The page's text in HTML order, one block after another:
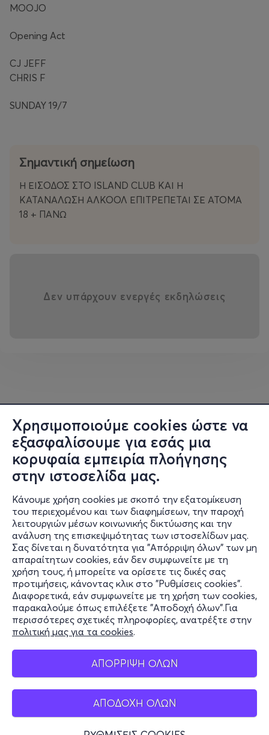
Χρησιμοποιούμε cookies ώστε να
εξασφαλίσουμε για εσάς μια
κορυφαία εμπειρία πλοήγησης
στην ιστοσελίδα μας.
Κάνουμε χρήση cookies με σκοπό την εξατομίκευση
του περιεχομένου και των διαφημίσεων, την παροχή
λειτουργιών μέσων κοινωνικής δικτύωσης και την
ανάλυση της επισκεψιμότητας των ιστοσελίδων μας.
Σας δίνεται η δυνατότητα για "Απόρριψη όλων" των μη
απαραίτητων cookies, εάν δεν συμφωνείτε με τη
χρήση τους, ή μπορείτε να ορίσετε τις δικές σας
προτιμήσεις, κάνοντας κλικ στο "Ρυθμίσεις cookies".
Διαφορετικά, εάν συμφωνείτε με τη χρήση των cookies,
παρακαλούμε όπως επιλέξετε "Αποδοχή όλων".Για
περισσότερες σχετικές πληροφορίες, ανατρέξτε στην
πολιτική μας για τα cookies.
ΑΠΟΡΡΙΨΗ ΟΛΩΝ
ΑΠΟΔΟΧΗ ΟΛΩΝ
MOOJO
Opening Act
CJ JEFF
CHRIS F
SUNDAY 19/7
Σημαντική σημείωση
Η ΕΙΣΟΔΟΣ ΣΤΟ ISLAND CLUB ΚΑΙ Η
ΚΑΤΑΝΑΛΩΣΗ ΑΛΚΟΟΛ ΕΠΙΤΡΕΠΕΤΑΙ ΣΕ ΑΤΟΜΑ
18 + ΠΑΝΩ
Δεν υπάρχουν ενεργές εκδηλώσεις
Πληροφορίες
Υποστήριξη
Stay Connected
Mobile app